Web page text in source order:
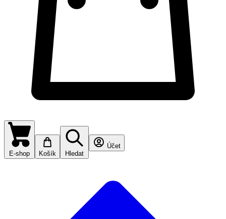
E-shop Košík Hledat
Účet